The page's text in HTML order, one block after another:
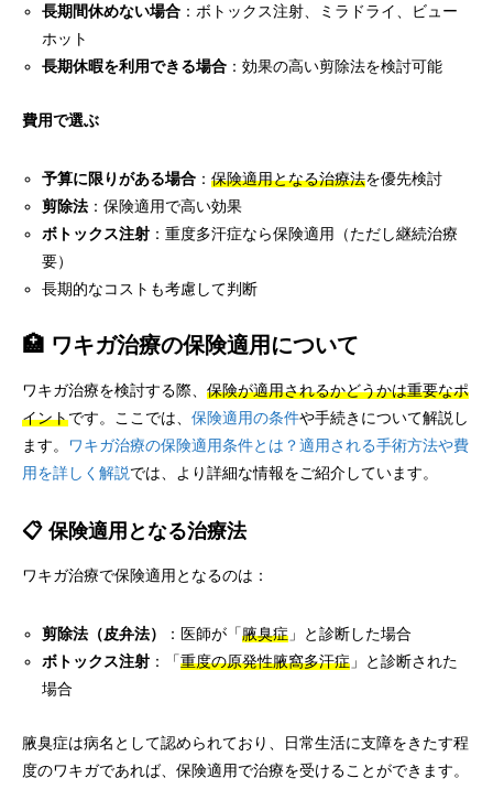
長期間休めない場合 ：ボトックス注射、ミラドライ、ビュー
ホット
長期休暇を利用できる場合 ：効果の高い剪除法を検討可能
費用で選ぶ
予算に限りがある場合 ：保険適用となる治療法を優先検討
剪除法 ：保険適用で高い効果
ボトックス注射 ：重度多汗症なら保険適用（ただし継続治療
要）
長期的なコストも考慮して判断
🏥 ワキガ治療の保険適用について
ワキガ治療を検討する際、 保険が適用されるかどうかは重要なポ
イントです。ここでは、 保険適用の条件や手続きについて解説し
ます。 ワキガ治療の保険適用条件とは？適用される手術方法や費
用を詳しく解説では、より詳細な情報をご紹介しています。
📋 保険適用となる治療法
ワキガ治療で保険適用となるのは：
剪除法（皮弁法） ：医師が「腋臭症 」と診断した場合
ボトックス注射 ：「重度の原発性腋窩多汗症 」と診断された
場合
腋臭症は病名として認められており、日常生活に支障をきたす程
度のワキガであれば、保険適用で治療を受けることができます。